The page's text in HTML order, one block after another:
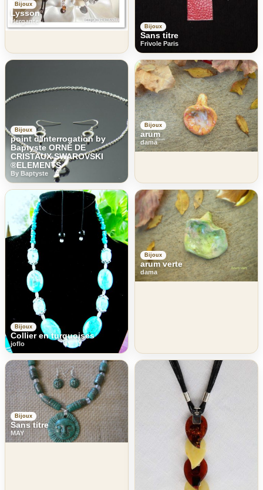
Bijoux
Lysson
Hergante
Bijoux
Sans titre
Frivole Paris
Bijoux
point d'interrogation by
Baptyste ORNÉ DE
CRISTAUX SWAROVSKI
®ELEMENTS
By Baptyste
Bijoux
arum
dama
Bijoux
Collier en turquoises
joflo
Bijoux
arum verte
dama
Bijoux
Sans titre
MAY